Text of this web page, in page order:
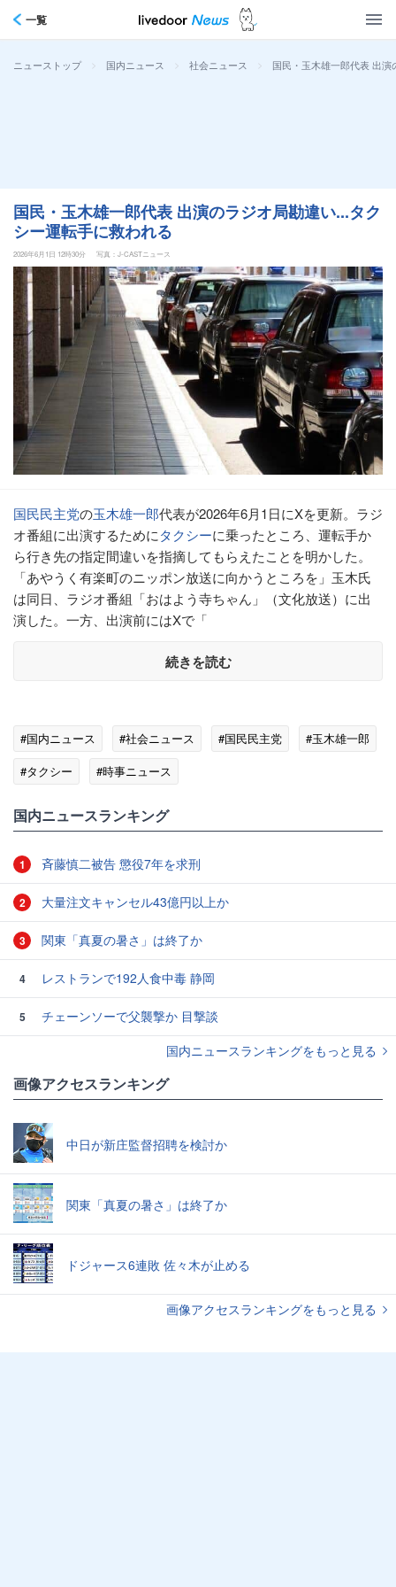
一覧
ニューストップ > 国内ニュース > 社会ニュース > 国民・玉木雄一郎代表 出
国民・玉木雄一郎代表 出演のラジオ局勘違い...タク
シー運転手に救われる
2026年6月1日 12時30分 写真：J-CASTニュース
国民民主党の玉木雄一郎代表が2026年6月1日にXを更新。ラジ
オ番組に出演するためにタクシーに乗ったところ、運転手か
ら行き先の指定間違いを指摘してもらえたことを明かした。
「あやうく有楽町のニッポン放送に向かうところを」玉木氏
は同日、ラジオ番組「おはよう寺ちゃん」（文化放送）に出
演した。一方、出演前にはXで「
続きを読む
#国内ニュース #社会ニュース #国民民主党
#玉木雄一郎
#タクシー
#時事ニュース
国内ニュースランキング
1 斉藤慎二被告 懲役7年を求刑
2 大量注文キャンセル43億円以上か
3 関東「真夏の暑さ」は終了か
4 レストランで192人食中毒 静岡
5
チェーンソーで父襲撃か 目撃談
国内ニュースランキングをもっと見る
画像アクセスランキング
中日が新庄監督招聘を検討か
関東「真夏の暑さ」は終了か
ドジャース6連敗 佐々木が止める
画像アクセスランキングをもっと見る